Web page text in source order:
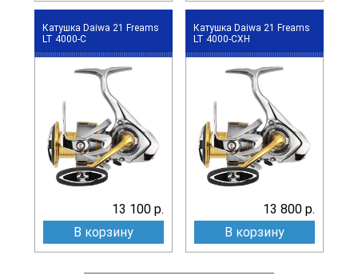
Катушка Daiwa 21 Freams
LT 4000-C
13 100 р.
В корзину
Катушка Daiwa 21 Freams
LT 4000-CXH
13 800 р.
В корзину